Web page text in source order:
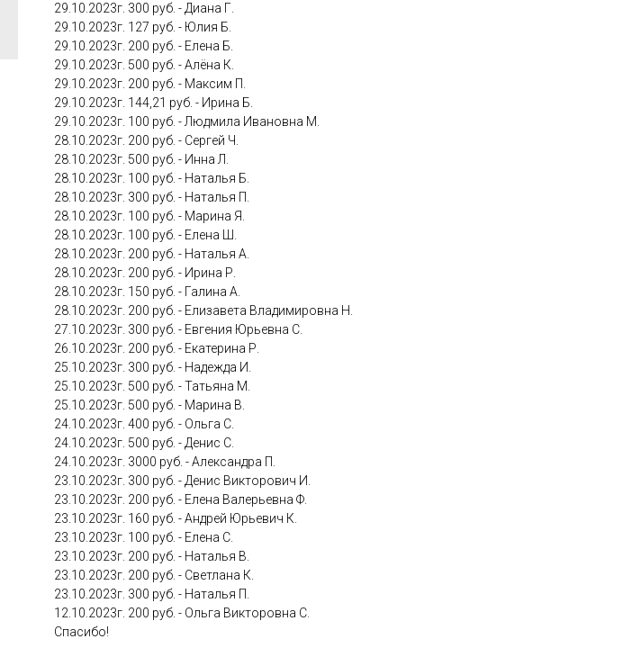
29.10.2023г. 300 руб. - Диана Г.
29.10.2023г. 127 руб. - Юлия Б.
29.10.2023г. 200 руб. - Елена Б.
29.10.2023г. 500 руб. - Алёна К.
29.10.2023г. 200 руб. - Максим П.
29.10.2023г. 144,21 руб. - Ирина Б.
29.10.2023г. 100 руб. - Людмила Ивановна М.
28.10.2023г. 200 руб. - Сергей Ч.
28.10.2023г. 500 руб. - Инна Л.
28.10.2023г. 100 руб. - Наталья Б.
28.10.2023г. 300 руб. - Наталья П.
28.10.2023г. 100 руб. - Марина Я.
28.10.2023г. 100 руб. - Елена Ш.
28.10.2023г. 200 руб. - Наталья А.
28.10.2023г. 200 руб. - Ирина Р.
28.10.2023г. 150 руб. - Галина А.
28.10.2023г. 200 руб. - Елизавета Владимировна Н.
27.10.2023г. 300 руб. - Евгения Юрьевна С.
26.10.2023г. 200 руб. - Екатерина Р.
25.10.2023г. 300 руб. - Надежда И.
25.10.2023г. 500 руб. - Татьяна М.
25.10.2023г. 500 руб. - Марина В.
24.10.2023г. 400 руб. - Ольга С.
24.10.2023г. 500 руб. - Денис С.
24.10.2023г. 3000 руб. - Александра П.
23.10.2023г. 300 руб. - Денис Викторович И.
23.10.2023г. 200 руб. - Елена Валерьевна Ф.
23.10.2023г. 160 руб. - Андрей Юрьевич К.
23.10.2023г. 100 руб. - Елена С.
23.10.2023г. 200 руб. - Наталья В.
23.10.2023г. 200 руб. - Светлана К.
23.10.2023г. 300 руб. - Наталья П.
12.10.2023г. 200 руб. - Ольга Викторовна С.
Спасибо!